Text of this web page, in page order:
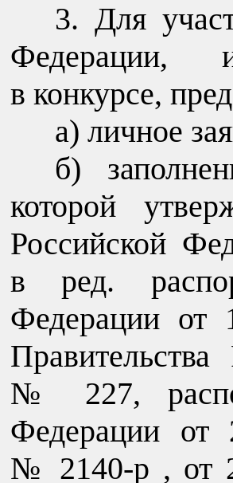
Для
Федерации,
в конкурсе,
а) личное
б)
которой
Российской
в ред.
Федерации от
№ 227,
Федерации
№ 2140-р , от